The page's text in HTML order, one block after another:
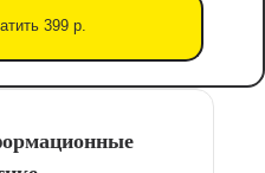
399 р.